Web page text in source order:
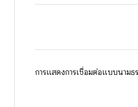
การแสดงการเชื่อมต่อแบบนามธ